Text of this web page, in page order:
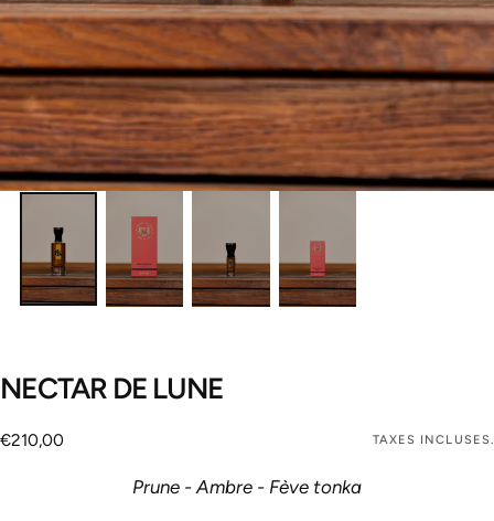
NECTAR DE LUNE
€210,00
Prix
€210,00 TAXES INCLUSES.
Prune - Ambre - Fève tonka